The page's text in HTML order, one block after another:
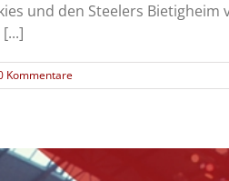
und den Steelers
Kommentare